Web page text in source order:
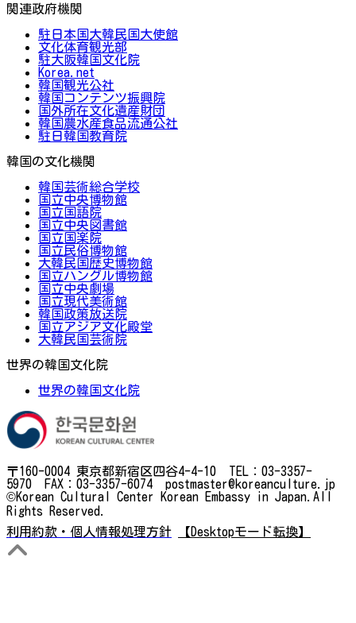
関連政府機関
駐日本国大韓民国大使館
文化体育観光部
駐大阪韓国文化院
Korea.net
韓国観光公社
韓国コンテンツ振興院
国外所在文化遺産財団
韓国農水産食品流通公社
駐日韓国教育院
韓国の文化機関
韓国芸術総合学校
国立中央博物館
国立国語院
国立中央図書館
国立国楽院
国立民俗博物館
大韓民国歴史博物館
国立ハングル博物館
国立中央劇場
国立現代美術館
韓国政策放送院
国立アジア文化殿堂
大韓民国芸術院
世界の韓国文化院
世界の韓国文化院
〒160-0004 東京都新宿区四谷4-4-10 TEL：03-3357-
5970 FAX：03-3357-6074 postmaster@koreanculture.jp
©Korean Cultural Center Korean Embassy in Japan.All
Rights Reserved.
利用約款・個人情報処理方針
【Desktopモード転換】